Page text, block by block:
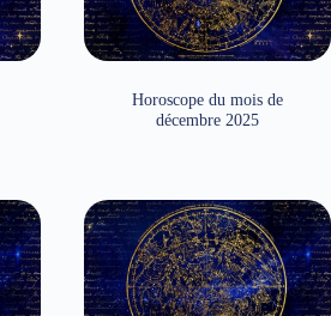
Horoscope du mois de
décembre 2025